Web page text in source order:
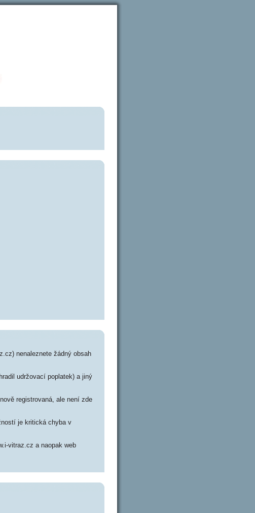
nenaleznete žádný obsah
udržovací poplatek) a jiný
registrovaná, ale není zde
je kritická chyba v
vitraz.cz a naopak web